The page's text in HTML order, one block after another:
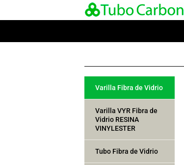
Varilla Fibra de Vidrio
Varilla VYR Fibra de
Vidrio RESINA
VINYLESTER
Tubo Fibra de Vidrio